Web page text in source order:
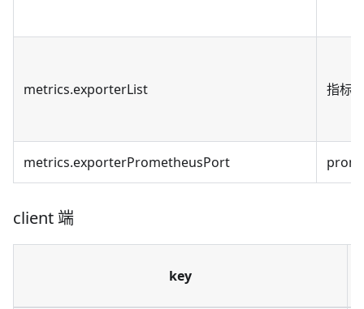
metrics.exporterList 指标
metrics.exporterPrometheusPort
client 端
key